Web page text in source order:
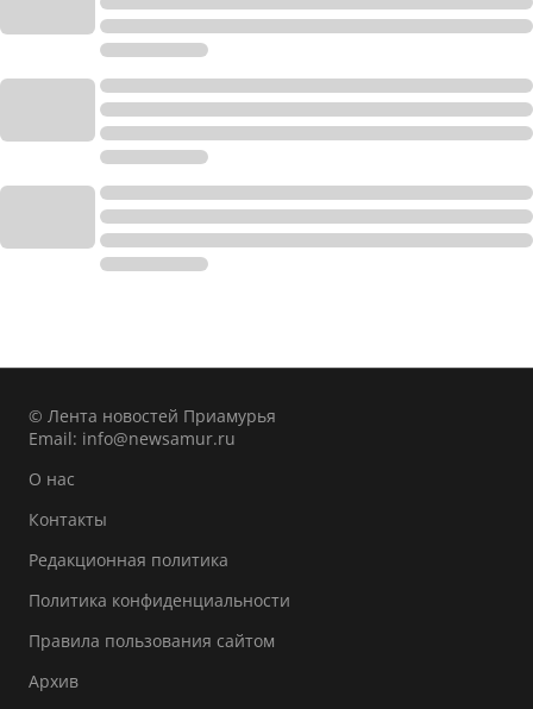
© Лента новостей Приамурья
Email: info@newsamur.ru
О нас
Контакты
Редакционная политика
Политика конфиденциальности
Правила пользования сайтом
Архив